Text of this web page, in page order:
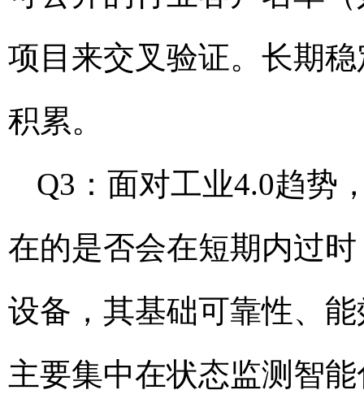
项目来交叉验证。长期
积累。
Q3：面对工业4.0趋势
在的是否会在短期内过
设备，其基础可靠性、
主要集中在状态监测智